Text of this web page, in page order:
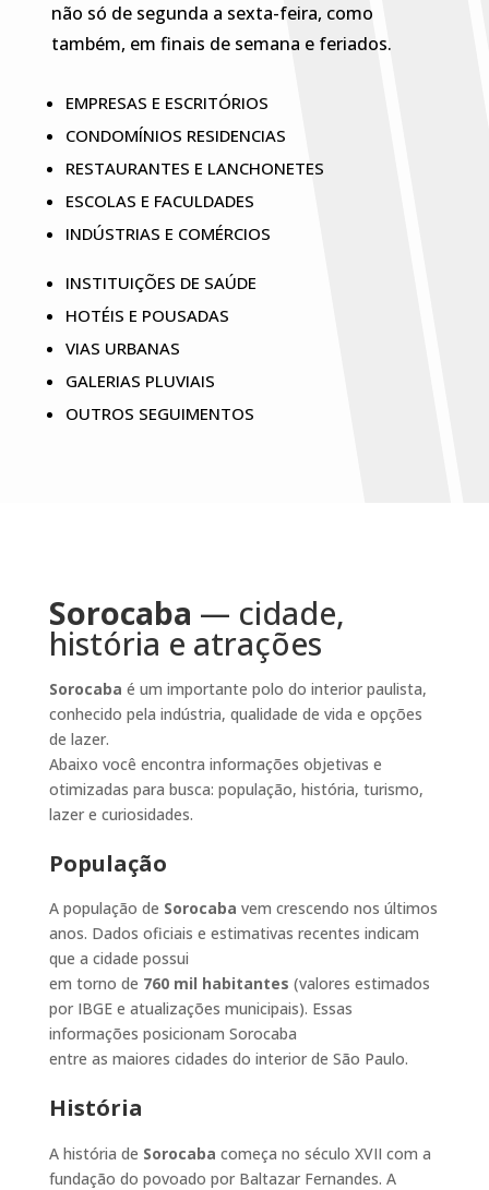
não só de segunda a sexta-feira, como
também, em finais de semana e feriados.
EMPRESAS E ESCRITÓRIOS
CONDOMÍNIOS RESIDENCIAS
RESTAURANTES E LANCHONETES
ESCOLAS E FACULDADES
INDÚSTRIAS E COMÉRCIOS
INSTITUIÇÕES DE SAÚDE
HOTÉIS E POUSADAS
VIAS URBANAS
GALERIAS PLUVIAIS
OUTROS SEGUIMENTOS
Sorocaba — cidade,
história e atrações
Sorocaba é um importante polo do interior paulista,
conhecido pela indústria, qualidade de vida e opções
de lazer.
Abaixo você encontra informações objetivas e
otimizadas para busca: população, história, turismo,
lazer e curiosidades.
População
A população de Sorocaba vem crescendo nos últimos
anos. Dados oficiais e estimativas recentes indicam
que a cidade possui
em torno de 760 mil habitantes (valores estimados
por IBGE e atualizações municipais). Essas
informações posicionam Sorocaba
entre as maiores cidades do interior de São Paulo.
História
A história de Sorocaba começa no século XVII com a
fundação do povoado por Baltazar Fernandes. A